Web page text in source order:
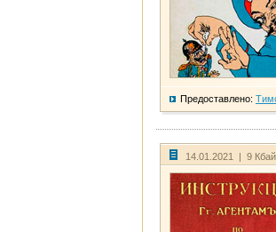
Предоставлено:
14.01.2021 | 9